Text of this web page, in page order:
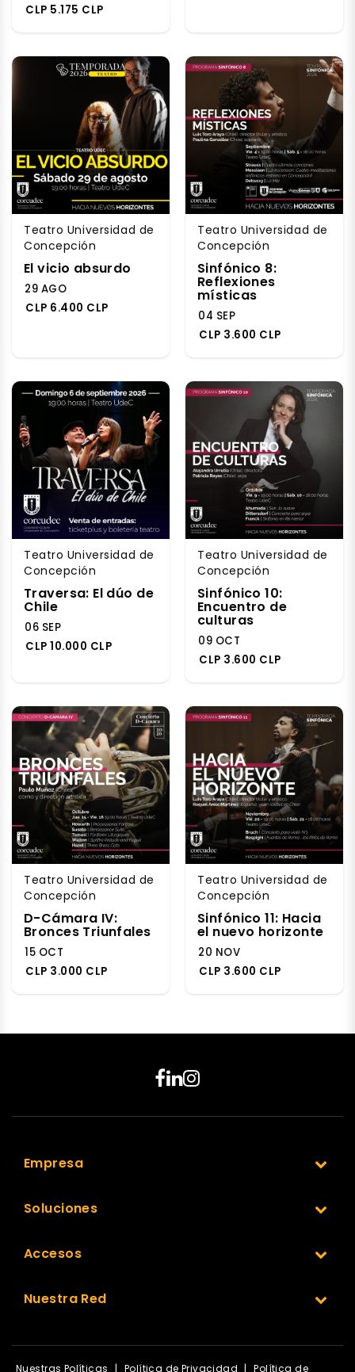
CLP 5.175 CLP
Teatro Universidad de
Concepción
El vicio absurdo
29 AGO
CLP 6.400 CLP
Teatro Universidad de
Concepción
Sinfónico 8:
Reflexiones
místicas
04 SEP
CLP 3.600 CLP
Teatro Universidad de
Concepción
Traversa: El dúo de
Chile
06 SEP
CLP 10.000 CLP
Teatro Universidad de
Concepción
Sinfónico 10:
Encuentro de
culturas
09 OCT
CLP 3.600 CLP
Teatro Universidad de
Concepción
D-Cámara IV:
Bronces Triunfales
15 OCT
CLP 3.000 CLP
Teatro Universidad de
Concepción
Sinfónico 11: Hacia
el nuevo horizonte
20 NOV
CLP 3.600 CLP
Empresa
Soluciones
Accesos
Nuestra Red
Nuestras Políticas | Política de Privacidad | Política de